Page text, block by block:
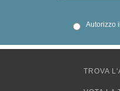
Autorizzo
TROVA